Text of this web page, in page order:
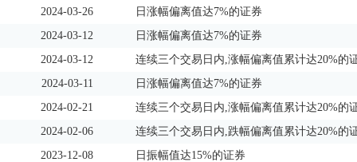
2024-03-26
日涨幅偏离值达7%的证券
2024-03-12
日涨幅偏离值达7%的证券
2024-03-12
连续三个交易日内,涨幅偏离值累计达20%的
2024-03-11
日涨幅偏离值达7%的证券
2024-02-21
连续三个交易日内,涨幅偏离值累计达20%的
2024-02-06
连续三个交易日内,跌幅偏离值累计达20%的
2023-12-08
日振幅值达15%的证券